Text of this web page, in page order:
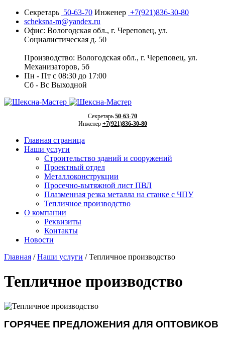
Секретарь 50-63-70 Инженер +7(921)836-30-80
scheksna-m@yandex.ru
Офис: Вологодская обл., г. Череповец, ул.
Социалистическая д. 50
Производство: Вологодская обл., г. Череповец, ул.
Механизаторов, 5б
Пн - Пт с 08:30 до 17:00
Сб - Вс Выходной
Секретарь 50-63-70
Инженер +7(921)836-30-80
Главная страница
Наши услуги
Строительство зданий и сооружений
Проектный отдел
Металлоконструкции
Просечно-вытяжной лист ПВЛ
Плазменная резка металла на станке с ЧПУ
Тепличное производство
О компании
Реквизиты
Контакты
Новости
Главная /Наши услуги /Тепличное производство
Тепличное производство
ГОРЯЧЕЕ ПРЕДЛОЖЕНИЯ ДЛЯ ОПТОВИКОВ